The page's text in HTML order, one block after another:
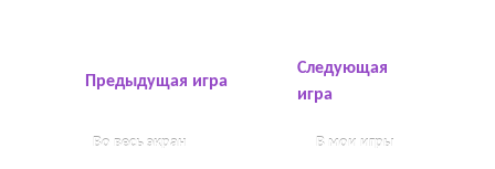
Предыдущая игра
Во весь экран В мои игры
Следующая
игра